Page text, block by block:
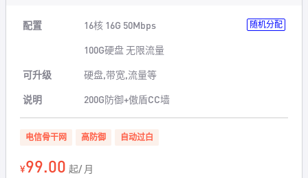
配置 16核 16G 50Mbps 随机分配
100G硬盘 无限流量
可升级
硬盘,带宽,流量等
说明
200G防御+傲盾CC墙
电信骨干网 高防御 自动过白
¥99.00 起/ 月